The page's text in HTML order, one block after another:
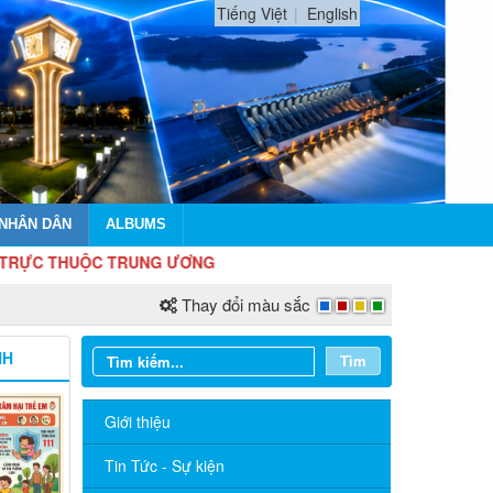
Tiếng Việt English
DÂN ALBUMS
ƯƠNG
Thay đổi màu sắc
Tìm
Giới thiệu
Tin Tức - Sự kiện